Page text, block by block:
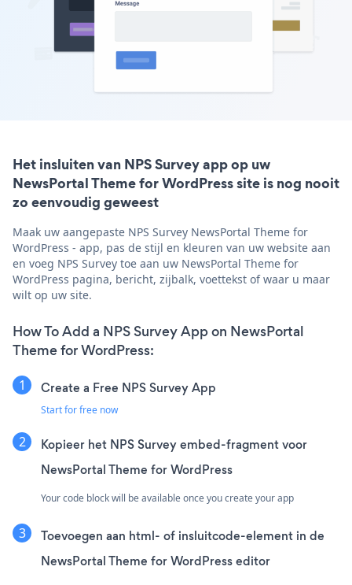
Het insluiten van NPS Survey app op uw
NewsPortal Theme for WordPress site is nog nooit
zo eenvoudig geweest
Maak uw aangepaste NPS Survey NewsPortal Theme for
WordPress - app, pas de stijl en kleuren van uw website aan
en voeg NPS Survey toe aan uw NewsPortal Theme for
WordPress pagina, bericht, zijbalk, voettekst of waar u maar
wilt op uw site.
How To Add a NPS Survey App on NewsPortal
Theme for WordPress:
Create a Free NPS Survey App
Start for free now
Kopieer het NPS Survey embed-fragment voor
NewsPortal Theme for WordPress
Your code block will be available once you create your app
Toevoegen aan html- of insluitcode-element in de
NewsPortal Theme for WordPress editor